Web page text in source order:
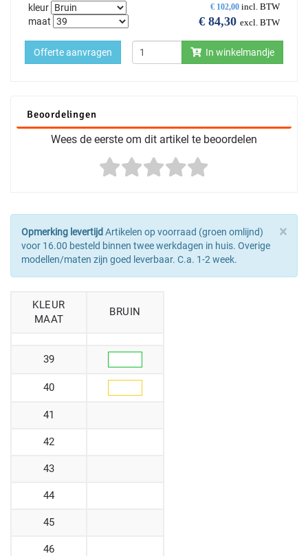
€ 102,00 incl. BTW
€ 84,30 excl. BTW
kleur
maat
In winkelmandje
Offerte aanvragen
Beoordelingen
Wees de eerste om dit artikel te beoordelen
×
Opmerking levertijd Artikelen op voorraad (groen omlijnd)
voor 16.00 besteld binnen twee werkdagen in huis. Overige
modellen/maten zijn goed leverbaar. C.a. 1-2 week.
KLEUR
MAAT
BRUIN
39
40
41
42
43
44
45
46